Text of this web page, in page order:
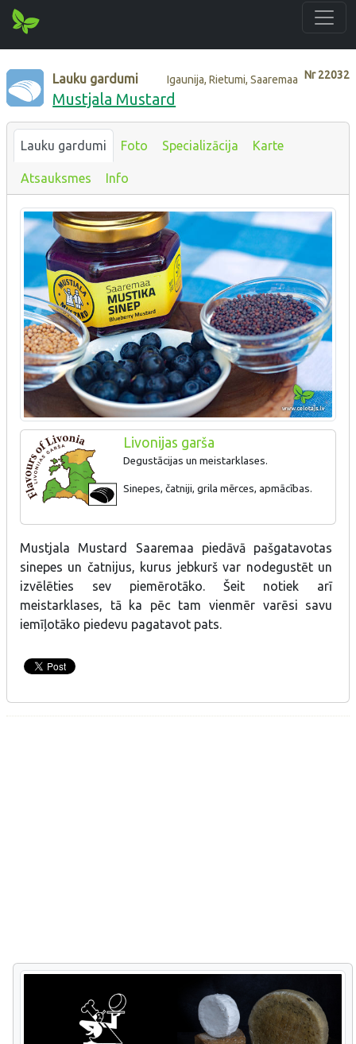
Nr22032
Lauku gardumi Igaunija, Rietumi, Saaremaa
Mustjala Mustard
Lauku gardumi Foto Specializācija Karte
Atsauksmes Info
Livonijas garša
Degustācijas un meistarklases.
Sinepes, čatniji, grila mērces, apmācības.
Mustjala Mustard Saaremaa piedāvā pašgatavotas
sinepes un čatnijus, kurus jebkurš var nodegustēt un
izvēlēties sev piemērotāko. Šeit notiek arī
meistarklases, tā ka pēc tam vienmēr varēsi savu
iemīļotāko piedevu pagatavot pats.